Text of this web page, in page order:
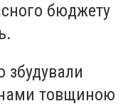
бюджету
товщиною